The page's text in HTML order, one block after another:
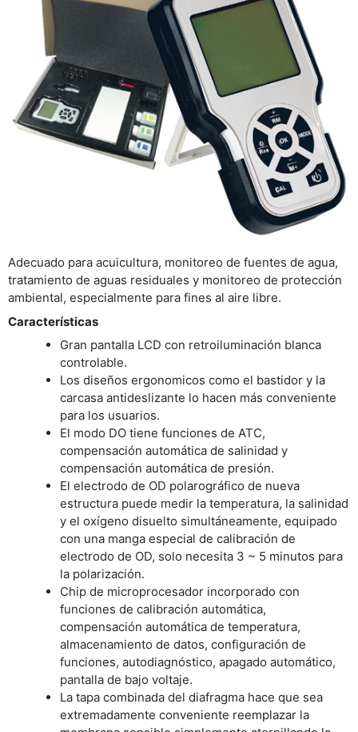
Adecuado para acuicultura, monitoreo de fuentes de agua,
tratamiento de aguas residuales y monitoreo de protección
ambiental, especialmente para fines al aire libre.
Características
Gran pantalla LCD con retroiluminación blanca
controlable.
Los diseños ergonomicos como el bastidor y la
carcasa antideslizante lo hacen más conveniente
para los usuarios.
El modo DO tiene funciones de ATC,
compensación automática de salinidad y
compensación automática de presión.
El electrodo de OD polarográfico de nueva
estructura puede medir la temperatura, la salinidad
y el oxígeno disuelto simultáneamente, equipado
con una manga especial de calibración de
electrodo de OD, solo necesita 3 ~ 5 minutos para
la polarización.
Chip de microprocesador incorporado con
funciones de calibración automática,
compensación automática de temperatura,
almacenamiento de datos, configuración de
funciones, autodiagnóstico, apagado automático,
pantalla de bajo voltaje.
La tapa combinada del diafragma hace que sea
extremadamente conveniente reemplazar la